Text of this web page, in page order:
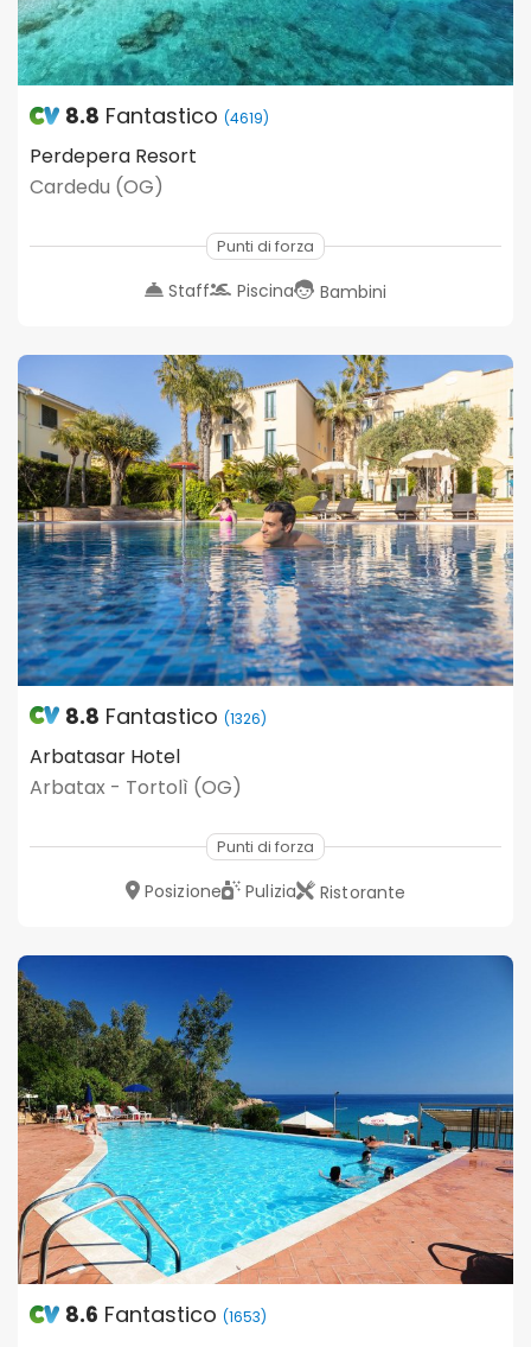
8.8 Fantastico (4619)
Perdepera Resort
Cardedu (OG)
Punti di forza
Staff Piscina Bambini
8.8 Fantastico (1326)
Arbatasar Hotel
Arbatax - Tortolì (OG)
Punti di forza
Posizione Pulizia Ristorante
8.6 Fantastico (1653)